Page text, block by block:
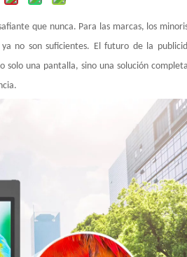
que nunca. Para las marcas, los
no son suficientes. El futuro de la
solo una pantalla, sino una solución